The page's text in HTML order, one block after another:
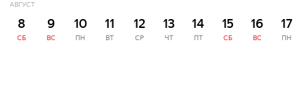
АВГУСТ
8
СБ
9
ВС
10
ПН
11
ВТ
12
СР
13
ЧТ
14
ПТ
15
СБ
16
ВС
17
ПН